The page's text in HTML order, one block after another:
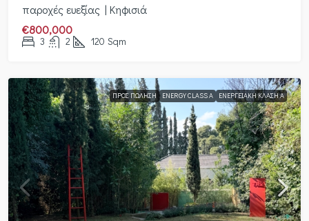
παροχές ευεξίας | Κηφισιά
€800,000
3 2 120 Sqm
ΠΡΟΣ ΠΏΛΗΣΗ ENERGY CLASS A ΕΝΕΡΓΕΙΑΚΉ ΚΛΆΣΗ Α